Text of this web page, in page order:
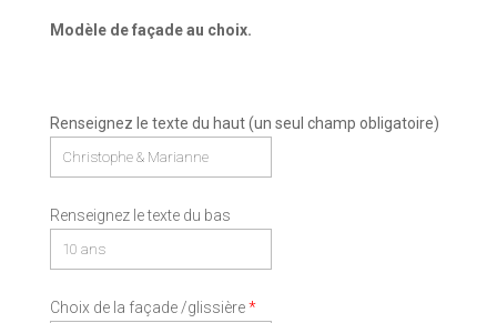
Modèle de façade au choix.
Renseignez le texte du haut (un seul champ obligatoire)
Renseignez le texte du bas
Choix de la façade /glissière*